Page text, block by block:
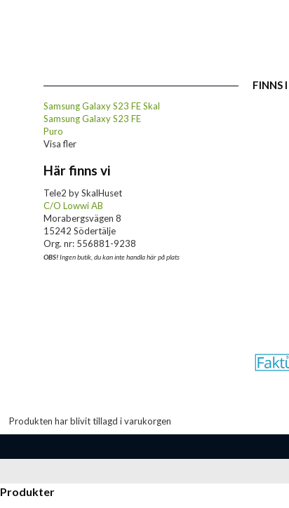
FINNS I
Samsung Galaxy S23 FE Skal
Samsung Galaxy S23 FE
Puro
Visa fler
Här finns vi
Tele2 by SkalHuset
C/O Lowwi AB
Morabergsvägen 8
15242 Södertälje
Org. nr: 556881-9238
OBS!Ingen butik, du kan inte handla här på plats
Produkten har blivit tillagd i varukorgen
Produkter